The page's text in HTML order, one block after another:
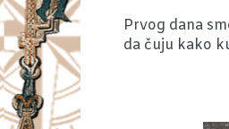
Prvog dana
da čuju kako